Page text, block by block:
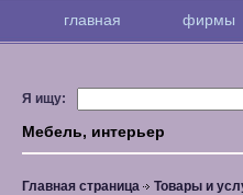
главная фирмы
Я ищу:
Мебель, интерьер
Главная страница Товары и